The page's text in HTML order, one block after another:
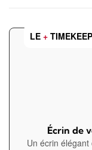
LE +
Écrin de
Un écrin